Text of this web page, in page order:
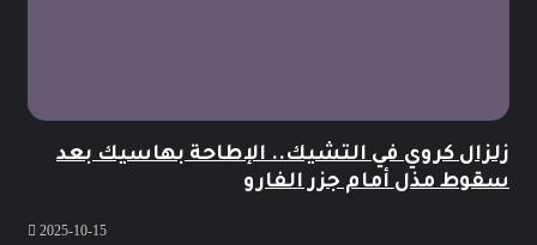
زلزال كروي في التشيك.. الإطاحة بهاسيك بعد
سقوط مذل أمام جزر الفارو
2025-10-15